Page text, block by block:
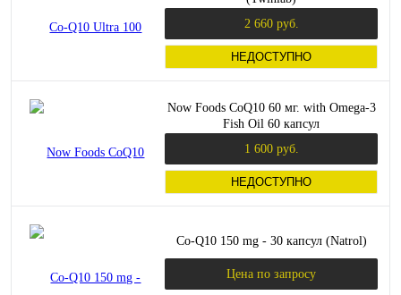
2 660 руб.
НЕДОСТУПНО
Now Foods CoQ10 60 мг. with Omega-3
Fish Oil 60 капсул
1 600 руб.
НЕДОСТУПНО
Co-Q10 150 mg - 30 капсул (Natrol)
Цена по запросу